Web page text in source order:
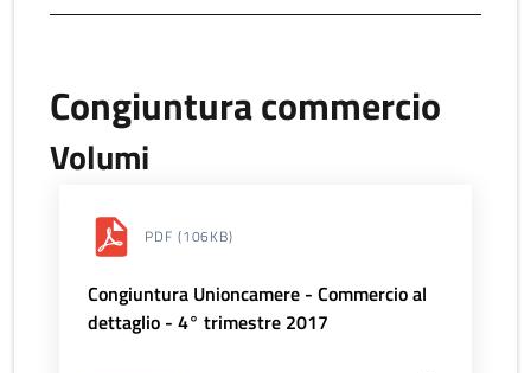
Congiuntura commercio
Volumi
PDF (106KB)
Congiuntura Unioncamere - Commercio al
dettaglio - 4° trimestre 2017